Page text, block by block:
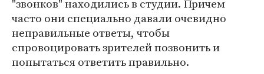
"звонков" находились в студии. Причем
часто они специально давали очевидно
неправильные ответы, чтобы
спровоцировать зрителей позвонить и
попытаться ответить правильно.